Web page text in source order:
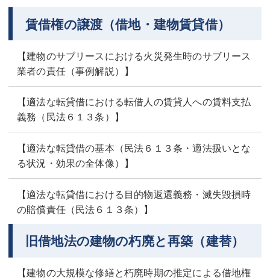
賃借権の譲渡（借地・建物賃貸借）
【建物のサブリースにおける火災発生時のサブリース
業者の責任（事例解説）】
【適法な転貸借における転借人の賃貸人への賃料支払
義務（民法６１３条）】
【適法な転貸借の基本（民法６１３条・適法扱いとな
る状況・効果の全体像）】
【適法な転貸借における目的物返還義務・滅失毀損時
の賠償責任（民法６１３条）】
旧借地法の建物の朽廃と再築（建替）
【建物の大規模な修繕と朽廃時期の推定による借地権